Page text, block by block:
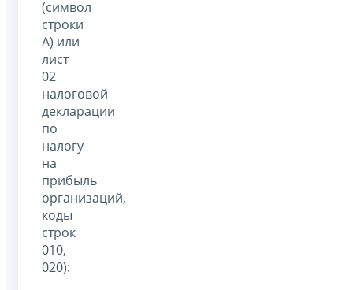
(символ
строки
А) или
лист
02
налоговой
декларации
по
налогу
на
прибыль
организаций,
коды
строк
010,
020):